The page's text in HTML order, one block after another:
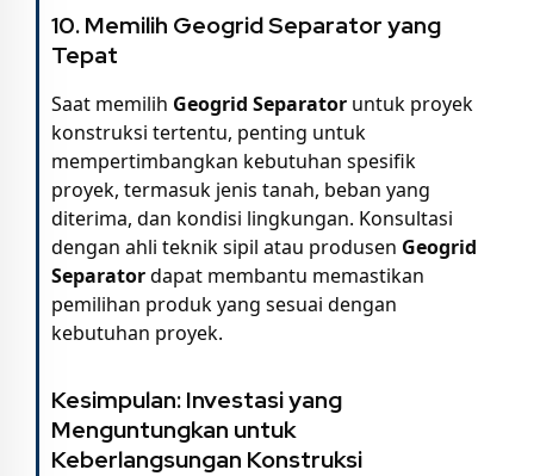
10. Memilih Geogrid Separator yang
Tepat
Saat memilih Geogrid Separator untuk proyek
konstruksi tertentu, penting untuk
mempertimbangkan kebutuhan spesifik
proyek, termasuk jenis tanah, beban yang
diterima, dan kondisi lingkungan. Konsultasi
dengan ahli teknik sipil atau produsen Geogrid
Separatordapat membantu memastikan
pemilihan produk yang sesuai dengan
kebutuhan proyek.
Kesimpulan: Investasi yang
Menguntungkan untuk
Keberlangsungan Konstruksi